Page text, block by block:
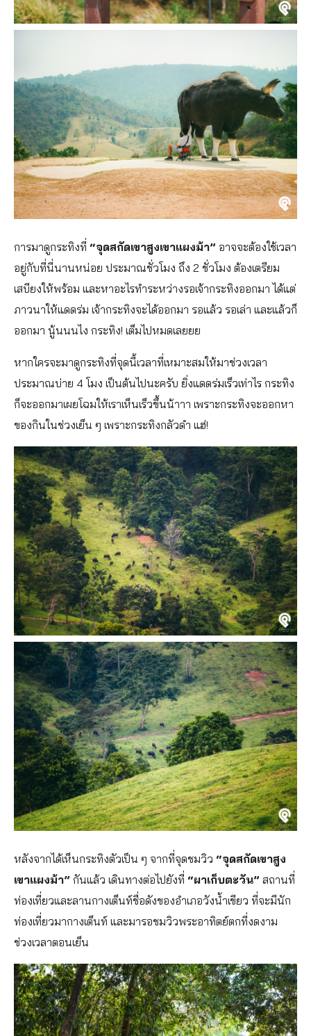
การมาดูกระทิงที่ “จุดสกัดเขาสูงเขาแผงม้า” อาจจะต้องใช้เวลา
อยู่กับที่นี่นานหน่อย ประมาณชั่วโมง ถึง 2 ชั่วโมง ต้องเตรียม
เสบียงให้พร้อม และหาอะไรทำระหว่างรอเจ้ากระทิงออกมา ได้แต่
ภาวนาให้แดดร่ม เจ้ากระทิงจะได้ออกมา รอแล้ว รอเล่า และแล้วก็
ออกมา นู้นนนไง กระทิง! เต็มไปหมดเลยยย
หากใครจะมาดูกระทิงที่จุดนี้เวลาที่เหมาะสมให้มาช่วงเวลา
ประมาณ​บ่าย 4 โมง เป็นต้นไปนะครับ ยิ่งแดดร่มเร็วเท่าไร กระทิง
ก็จะออกมาเผยโฉมให้เราเห็นเร็วขึ้นน้าาา เพราะกระทิงจะออกหา
ของกินในช่วงเย็น ๆ เพราะกระทิงกลัวดำ แฮ่!
หลังจากได้เห็นกระทิงตัวเป็น ๆ จากที่จุดชมวิว “จุดสกัดเขาสูง
เขาแผงม้า” กันแล้ว เดินทางต่อไปยังที่ “ผาเก็บตะวัน” สถานที่
ท่องเที่ยวและลานกางเต็นท์ชื่อดังของอำเภอวังน้ำเขียว ที่จะมีนัก
ท่องเที่ยวมากางเต็นท์ และมารอชมวิวพระอาทิตย์ตกที่งดงาม
ช่วงเวลาตอนเย็น